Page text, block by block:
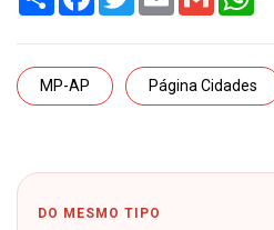
MP-AP Página Cidades
DO MESMO TIPO